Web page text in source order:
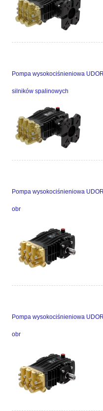
Pompa wysokociśnieniowa
silników spalinowych
Pompa wysokociśnieniowa
obr
Pompa wysokociśnieniowa
obr